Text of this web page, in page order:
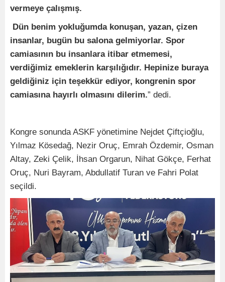
vermeye çalışmış.
Dün benim yokluğumda konuşan, yazan, çizen
insanlar, bugün bu salona gelmiyorlar. Spor
camiasının bu insanlara itibar etmemesi,
verdiğimiz emeklerin karşılığıdır. Hepinize buraya
geldiğiniz için teşekkür ediyor, kongrenin spor
camiasına hayırlı olmasını dilerim.” dedi.
Kongre sonunda ASKF yönetimine Nejdet Çiftçioğlu,
Yılmaz Kösedağ, Nezir Oruç, Emrah Özdemir, Osman
Altay, Zeki Çelik, İhsan Orgarun, Nihat Gökçe, Ferhat
Oruç, Nuri Bayram, Abdullatif Turan ve Fahri Polat
seçildi.